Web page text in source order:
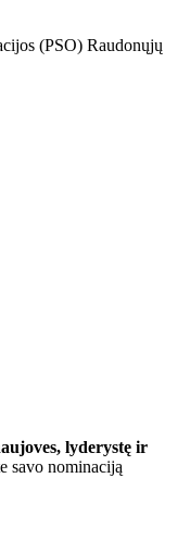
(PSO) Raudonųjų
lyderystę ir
savo nominaciją